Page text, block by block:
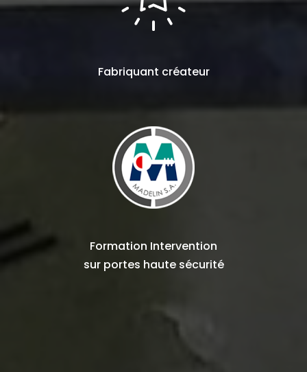
Fabriquant créateur
Formation Intervention
sur portes haute sécurité